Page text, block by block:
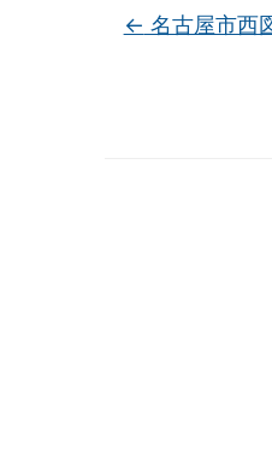
← 名古屋市西